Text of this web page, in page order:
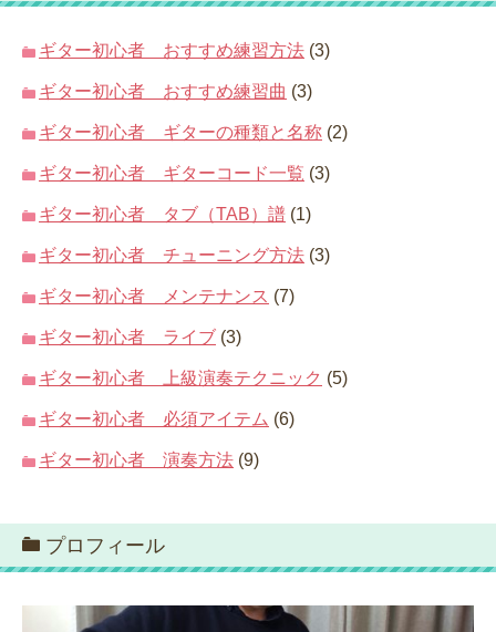
ギター初心者 おすすめ練習方法 (3)
ギター初心者 おすすめ練習曲 (3)
ギター初心者 ギターの種類と名称 (2)
ギター初心者 ギターコード一覧 (3)
ギター初心者 タブ（TAB）譜 (1)
ギター初心者 チューニング方法 (3)
ギター初心者 メンテナンス (7)
ギター初心者 ライブ (3)
ギター初心者 上級演奏テクニック (5)
ギター初心者 必須アイテム (6)
ギター初心者 演奏方法 (9)
プロフィール